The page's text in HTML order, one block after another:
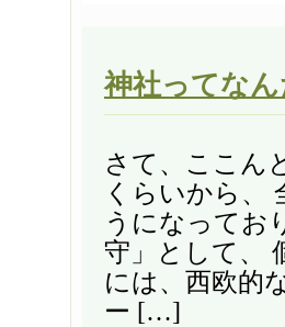
神社ってなん
さて、ここん
くらいから、
うになってお
守」として、
には、西欧的
ー […]